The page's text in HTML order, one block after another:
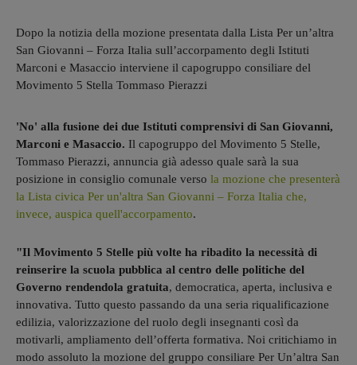
Dopo la notizia della mozione presentata dalla Lista Per un’altra
San Giovanni – Forza Italia sull’accorpamento degli Istituti
Marconi e Masaccio interviene il capogruppo consiliare del
Movimento 5 Stella Tommaso Pierazzi
'No' alla fusione dei due Istituti comprensivi di San Giovanni,
Marconi e Masaccio. Il capogruppo del Movimento 5 Stelle,
Tommaso Pierazzi, annuncia già adesso quale sarà la sua
posizione in consiglio comunale verso la mozione che presenterà
la Lista civica Per un'altra San Giovanni – Forza Italia che,
invece, auspica quell'accorpamento.
"Il Movimento 5 Stelle più volte ha ribadito la necessità di
reinserire la scuola pubblica al centro delle politiche del
Governo rendendola gratuita, democratica, aperta, inclusiva e
innovativa. Tutto questo passando da una seria riqualificazione
edilizia, valorizzazione del ruolo degli insegnanti così da
motivarli, ampliamento dell’offerta formativa. Noi critichiamo in
modo assoluto la mozione del gruppo consiliare Per Un’altra San